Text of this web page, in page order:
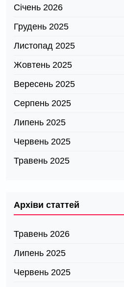
Січень 2026
Грудень 2025
Листопад 2025
Жовтень 2025
Вересень 2025
Серпень 2025
Липень 2025
Червень 2025
Травень 2025
Архіви статтей
Травень 2026
Липень 2025
Червень 2025